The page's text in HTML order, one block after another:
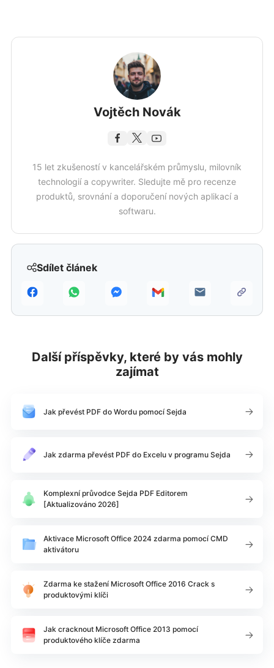
Sdílet článek
Vojtěch Novák
15 let zkušeností v kancelářském průmyslu, milovník
technologií a copywriter. Sledujte mě pro recenze
produktů, srovnání a doporučení nových aplikací a
softwaru.
Další příspěvky, které by vás mohly
zajímat
Jak převést PDF do Wordu pomocí Sejda
Jak zdarma převést PDF do Excelu v programu Sejda
Komplexní průvodce Sejda PDF Editorem
[Aktualizováno 2026]
Aktivace Microsoft Office 2024 zdarma pomocí CMD
aktivátoru
Zdarma ke stažení Microsoft Office 2016 Crack s
produktovými klíči
Jak cracknout Microsoft Office 2013 pomocí
produktového klíče zdarma